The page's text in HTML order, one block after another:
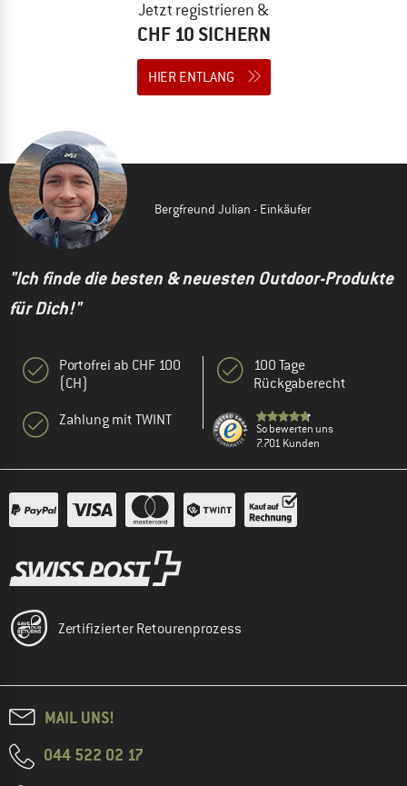
Jetzt registrieren &
CHF 10 SICHERN
HIER ENTLANG
Bergfreund Julian - Einkäufer
"Ich finde die besten & neuesten Outdoor-Produkte
für Dich!"
Portofrei ab CHF 100
(CH)
Zahlung mit TWINT
100 Tage
Rückgaberecht
So bewerten uns
7.701 Kunden
Zertifizierter Retourenprozess
MAIL UNS!
044 522 02 17